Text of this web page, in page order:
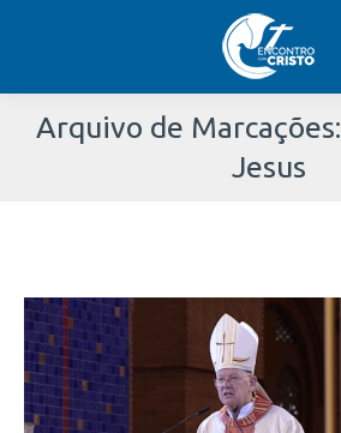
Arquivo de Marcações:
Jesus